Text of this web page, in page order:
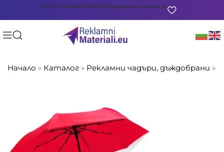
0878 722 8650888 903 601office@reklamnimateriali.eu
Начало » Каталог » Рекламни чадъри, дъждобрани »